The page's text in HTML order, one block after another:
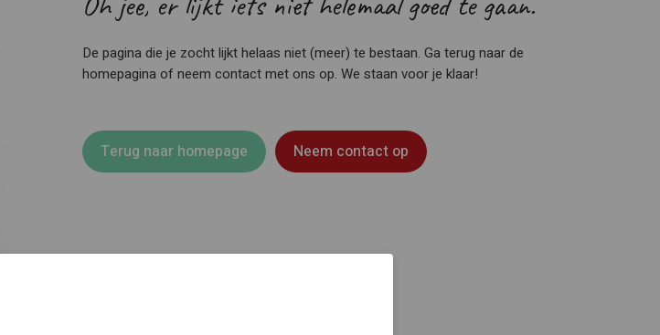
De pagina die je zocht lijkt helaas niet (meer) te bestaan. Ga terug naar de
homepagina of neem contact met ons op. We staan voor je klaar!
Terug naar homepage Neem contact op